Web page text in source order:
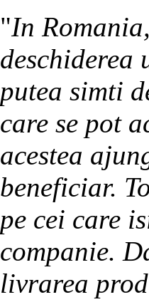
"In
putea simti
care se pot
acestea
beneficiar.
pe cei care
companie.
livrarea